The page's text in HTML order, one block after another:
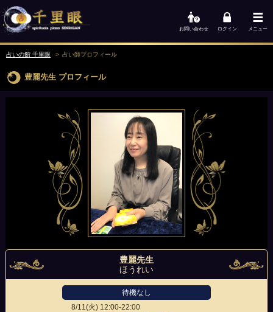
お問い合わせ ログイン メニュー
占いの館 千里眼 占い師プロフィール
豊麗先生 プロフィール
豊麗先生
ほうれい
待機なし
8/11(火) 12:00-22:00